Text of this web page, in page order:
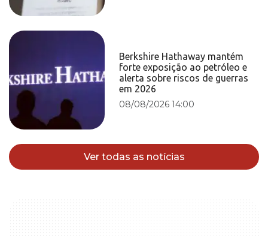
Berkshire Hathaway mantém
forte exposição ao petróleo e
alerta sobre riscos de guerras
em 2026
08/08/2026 14:00
Ver todas as notícias